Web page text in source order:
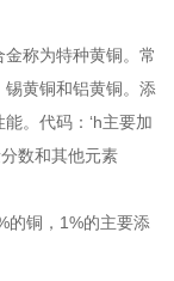
称为特种黄铜。常
黄铜和铝黄铜。添
。代码：‘h主要加
数和其他元素
的铜，1%的主要添